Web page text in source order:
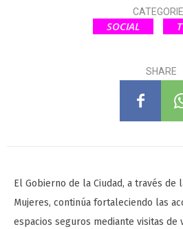
SOCIAL
SHARE
El Gobierno de la Ciudad, a través de
Mujeres, continúa fortaleciendo las
espacios seguros mediante visitas de